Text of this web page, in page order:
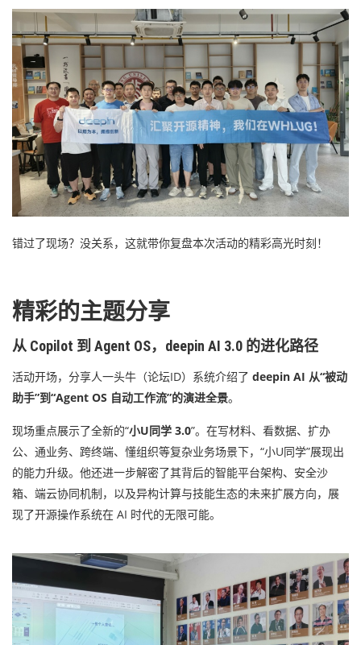
错过了现场？没关系，这就带你复盘本次活动的精彩高光时刻！
精彩的主题分享
从 Copilot 到 Agent OS，deepin AI 3.0 的进化路径
活动开场，分享人一头牛（论坛ID）系统介绍了 deepin AI 从“被动
助手”到“Agent OS 自动工作流”的演进全景。
现场重点展示了全新的“小U同学 3.0”。在写材料、看数据、扩办
公、通业务、跨终端、懂组织等复杂业务场景下，“小U同学”展现出
的能力升级。他还进一步解密了其背后的智能平台架构、安全沙
箱、端云协同机制，以及异构计算与技能生态的未来扩展方向，展
现了开源操作系统在 AI 时代的无限可能。